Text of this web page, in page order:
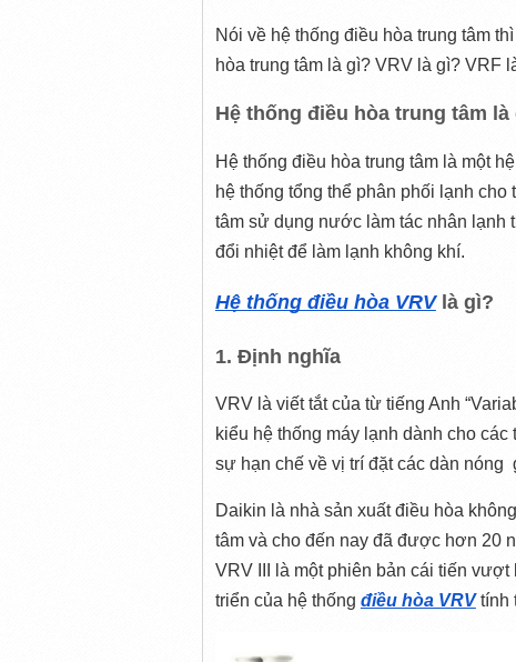
Nói về hệ thống điều hòa trung tâm
hòa trung tâm là gì? VRV là gì? VRF
Hệ thống điều hòa trung tâm là
Hệ thống điều hòa trung tâm là một
hệ thống tổng thể phân phối lạnh
tâm sử dụng nước làm tác nhân lạnh
đổi nhiệt để làm lạnh không khí.
Hệ thống điều hòa VRV là gì?
1. Định nghĩa
VRV là viết tắt của từ tiếng Anh
kiểu hệ thống máy lạnh dành cho
sự hạn chế về vị trí đặt các dàn nóng
Daikin là nhà sản xuất điều hòa
tâm và cho đến nay đã được hơn 20
VRV III là một phiên bản cái tiến
triển của hệ thống điều hòa VRV tính